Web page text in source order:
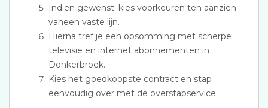
Indien gewenst: kies voorkeuren ten aanzien
vaneen vaste lijn.
Hierna tref je een opsomming met scherpe
televisie en internet abonnementen in
Donkerbroek.
Kies het goedkoopste contract en stap
eenvoudig over met de overstapservice.